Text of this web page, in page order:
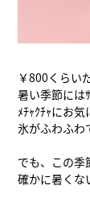
￥800くらい
暑い季節には
ﾒﾁｬｸﾁｬにお
氷がふわふ
でも、この
確かに暑くな